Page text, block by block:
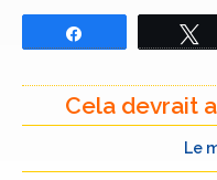
Cela devrait
Le